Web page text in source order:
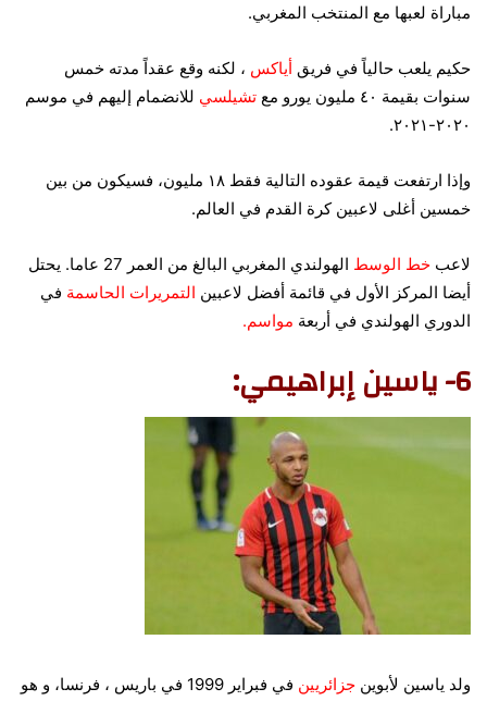
مباراة لعبها مع المنتخب المغربي.
حكيم يلعب حالياً في فريق أياكس ، لكنه وقع عقداً مدته خمس
سنوات بقيمة ٤٠ مليون يورو مع
تشيلسي للانضمام إليهم في موسم
٢٠٢٠-٢٠٢١.
وإذا ارتفعت قيمة عقوده التالية فقط ١٨ مليون، فسيكون من بين
خمسين أغلى لاعبين كرة القدم في العالم.
لاعب خط الوسط الهولندي المغربي البالغ من العمر 27 عاما.
يحتل
أيضا المركز الأول في قائمة أفضل لاعبين التمريرات الحاسمة في
الدوري الهولندي في أربعة مواسم.
6- ياسين إبراهيمي:
ولد ياسين لأبوين جزائريين
في فبراير 1999 في باريس ، فرنسا، و هو